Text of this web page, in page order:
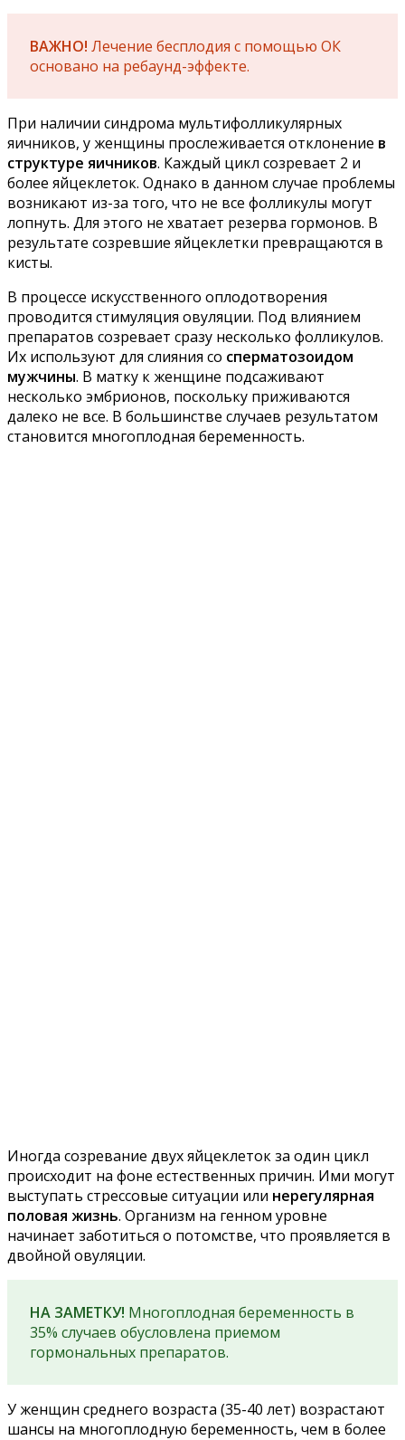
ВАЖНО! Лечение бесплодия с помощью ОК
основано на ребаунд-эффекте.
При наличии синдрома мультифолликулярных
яичников, у женщины прослеживается отклонение в
структуре яичников. Каждый цикл созревает 2 и
более яйцеклеток. Однако в данном случае проблемы
возникают из-за того, что не все фолликулы могут
лопнуть. Для этого не хватает резерва гормонов. В
результате созревшие яйцеклетки превращаются в
кисты.
В процессе искусственного оплодотворения
проводится стимуляция овуляции. Под влиянием
препаратов созревает сразу несколько фолликулов.
Их используют для слияния со сперматозоидом
мужчины. В матку к женщине подсаживают
несколько эмбрионов, поскольку приживаются
далеко не все. В большинстве случаев результатом
становится многоплодная беременность.
Иногда созревание двух яйцеклеток за один цикл
происходит на фоне естественных причин. Ими могут
выступать стрессовые ситуации или нерегулярная
половая жизнь. Организм на генном уровне
начинает заботиться о потомстве, что проявляется в
двойной овуляции.
НА ЗАМЕТКУ! Многоплодная беременность в
35% случаев обусловлена приемом
гормональных препаратов.
У женщин среднего возраста (35-40 лет) возрастают
шансы на многоплодную беременность, чем в более